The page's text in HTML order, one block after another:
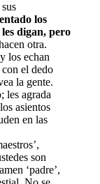
los
digan, pero
otra.
los echan
el dedo
la gente.
les agrada
asientos
en las
son
‘padre’,